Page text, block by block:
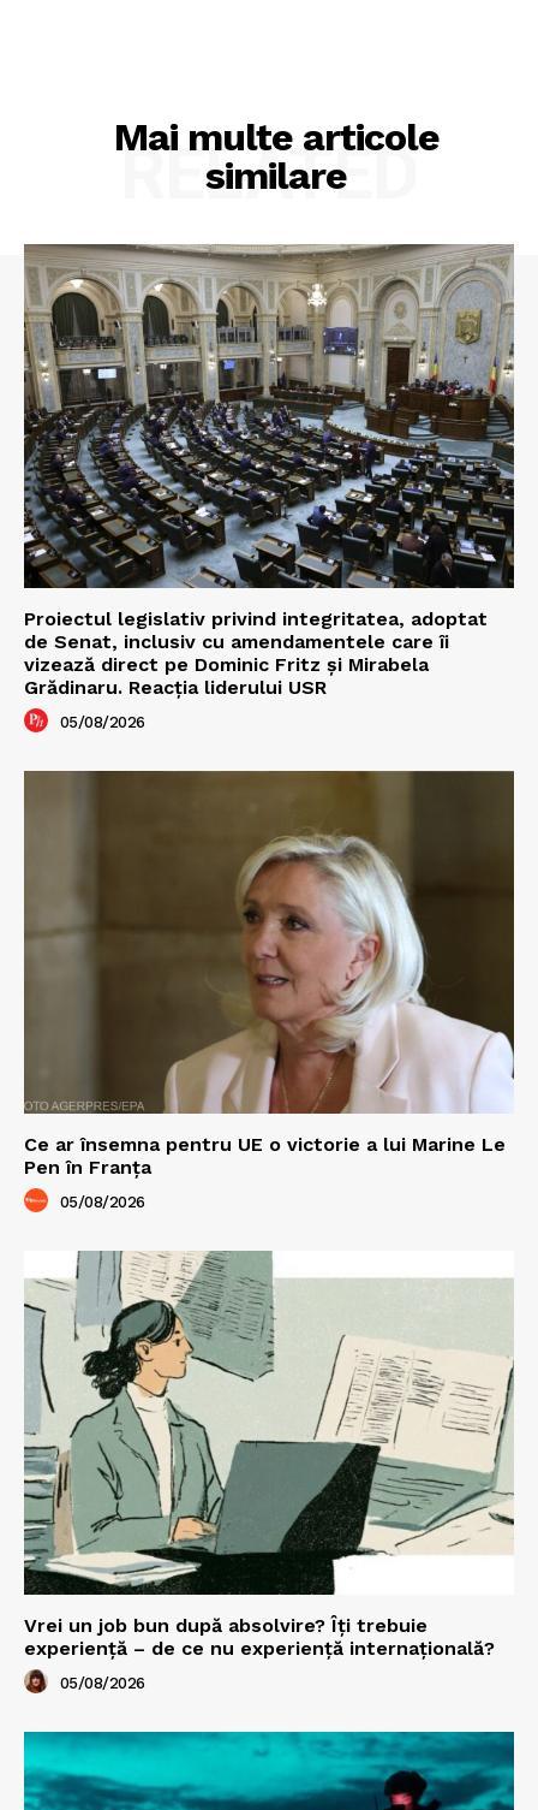
Mai multe articole
similare
RELATED
Proiectul legislativ privind integritatea, adoptat
de Senat, inclusiv cu amendamentele care îi
vizează direct pe Dominic Fritz și Mirabela
Grădinaru. Reacția liderului USR
05/08/2026
Ce ar însemna pentru UE o victorie a lui Marine Le
Pen în Franța
05/08/2026
Vrei un job bun după absolvire? Îți trebuie
experiență – de ce nu experiență internațională?
05/08/2026